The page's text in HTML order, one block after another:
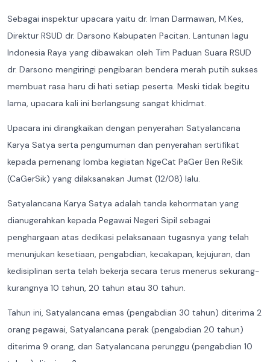
Sebagai inspektur upacara yaitu dr. Iman Darmawan, M.Kes,
Direktur RSUD dr. Darsono Kabupaten Pacitan. Lantunan lagu
Indonesia Raya yang dibawakan oleh Tim Paduan Suara RSUD
dr. Darsono mengiringi pengibaran bendera merah putih sukses
membuat rasa haru di hati setiap peserta. Meski tidak begitu
lama, upacara kali ini berlangsung sangat khidmat.
Upacara ini dirangkaikan dengan penyerahan Satyalancana
Karya Satya serta pengumuman dan penyerahan sertifikat
kepada pemenang lomba kegiatan NgeCat PaGer Ben ReSik
(CaGerSik) yang dilaksanakan Jumat (12/08) lalu.
Satyalancana Karya Satya adalah tanda kehormatan yang
dianugerahkan kepada Pegawai Negeri Sipil sebagai
penghargaan atas dedikasi pelaksanaan tugasnya yang telah
menunjukan kesetiaan, pengabdian, kecakapan, kejujuran, dan
kedisiplinan serta telah bekerja secara terus menerus sekurang-
kurangnya 10 tahun, 20 tahun atau 30 tahun.
Tahun ini, Satyalancana emas (pengabdian 30 tahun) diterima 2
orang pegawai, Satyalancana perak (pengabdian 20 tahun)
diterima 9 orang, dan Satyalancana perunggu (pengabdian 10